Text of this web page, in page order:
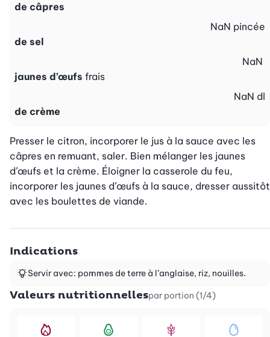
de câpres
de sel
NaN pincée
jaunes d’œufs frais
NaN
de crème
NaN dl
Presser le citron, incorporer le jus à la sauce avec les
câpres en remuant, saler. Bien mélanger les jaunes
d’œufs et la crème. Éloigner la casserole du feu,
incorporer les jaunes d’œufs à la sauce, dresser aussitôt
avec les boulettes de viande.
Indications
Servir avec: pommes de terre à l’anglaise, riz, nouilles.
Valeurs nutritionnellespar portion (1/4)